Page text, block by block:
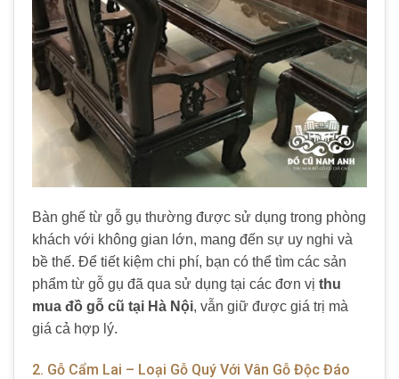
Bàn ghế từ gỗ gụ thường được sử dụng trong phòng
khách với không gian lớn, mang đến sự uy nghi và
bề thế. Để tiết kiệm chi phí, bạn có thể tìm các sản
phẩm từ gỗ gụ đã qua sử dụng tại các đơn vị thu
mua đồ gỗ cũ tại Hà Nội, vẫn giữ được giá trị mà
giá cả hợp lý.
2. Gỗ Cẩm Lai – Loại Gỗ Quý Với Vân Gỗ Độc Đáo